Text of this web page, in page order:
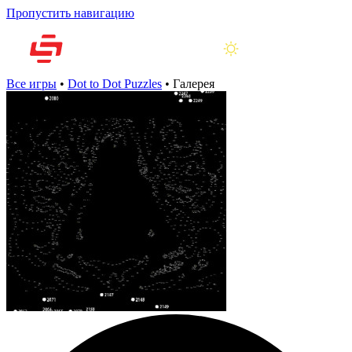
Пропустить навигацию
Все игры • Dot to Dot Puzzles • Галерея